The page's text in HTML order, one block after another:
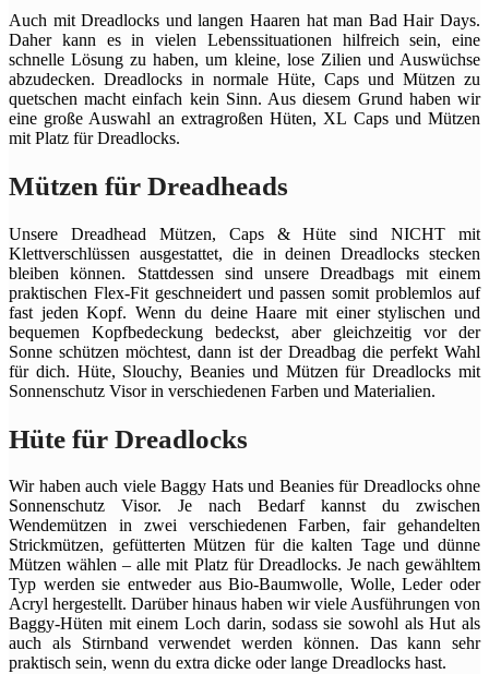
Auch mit Dreadlocks und langen Haaren hat man Bad Hair Days.
Daher kann es in vielen Lebenssituationen hilfreich sein, eine
schnelle Lösung zu haben, um kleine, lose Zilien und Auswüchse
abzudecken. Dreadlocks in normale Hüte, Caps und Mützen zu
quetschen macht einfach kein Sinn. Aus diesem Grund haben wir
eine große Auswahl an extragroßen Hüten, XL Caps und Mützen
mit Platz für Dreadlocks.
Mützen für Dreadheads
Unsere Dreadhead Mützen, Caps & Hüte sind NICHT mit
Klettverschlüssen ausgestattet, die in deinen Dreadlocks stecken
bleiben können. Stattdessen sind unsere Dreadbags mit einem
praktischen Flex-Fit geschneidert und passen somit problemlos auf
fast jeden Kopf. Wenn du deine Haare mit einer stylischen und
bequemen Kopfbedeckung bedeckst, aber gleichzeitig vor der
Sonne schützen möchtest, dann ist der Dreadbag die perfekt Wahl
für dich. Hüte, Slouchy, Beanies und Mützen für Dreadlocks mit
Sonnenschutz Visor in verschiedenen Farben und Materialien.
Hüte für Dreadlocks
Wir haben auch viele Baggy Hats und Beanies für Dreadlocks ohne
Sonnenschutz Visor. Je nach Bedarf kannst du zwischen
Wendemützen in zwei verschiedenen Farben, fair gehandelten
Strickmützen, gefütterten Mützen für die kalten Tage und dünne
Mützen wählen – alle mit Platz für Dreadlocks. Je nach gewähltem
Typ werden sie entweder aus Bio-Baumwolle, Wolle, Leder oder
Acryl hergestellt. Darüber hinaus haben wir viele Ausführungen von
Baggy-Hüten mit einem Loch darin, sodass sie sowohl als Hut als
auch als Stirnband verwendet werden können. Das kann sehr
praktisch sein, wenn du extra dicke oder lange Dreadlocks hast.